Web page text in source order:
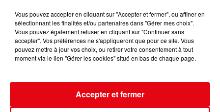
Bélier Taureau Gémeaux
Vous pouvez accepter en cliquant sur "Accepter et fermer", ou affiner en
sélectionnant les finalités et/ou partenaires dans "Gérer mes choix".
Vous pouvez également refuser en cliquant sur "Continuer sans
accepter". Vos préférences ne s'appliqueront que pour ce site. Vous
pouvez mettre à jour vos choix, ou retirer votre consentement à tout
moment via le lien "Gérer les cookies" situé en bas de chaque page.
Accepter et fermer